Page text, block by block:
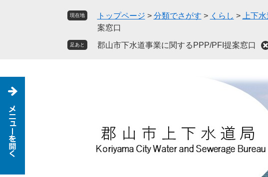
で
ば
現在地 トップページ > 分類でさがす > くらし > 上下
案窓口
足あと 郡山市下水道事業に関するPPP/PFI提案窓口